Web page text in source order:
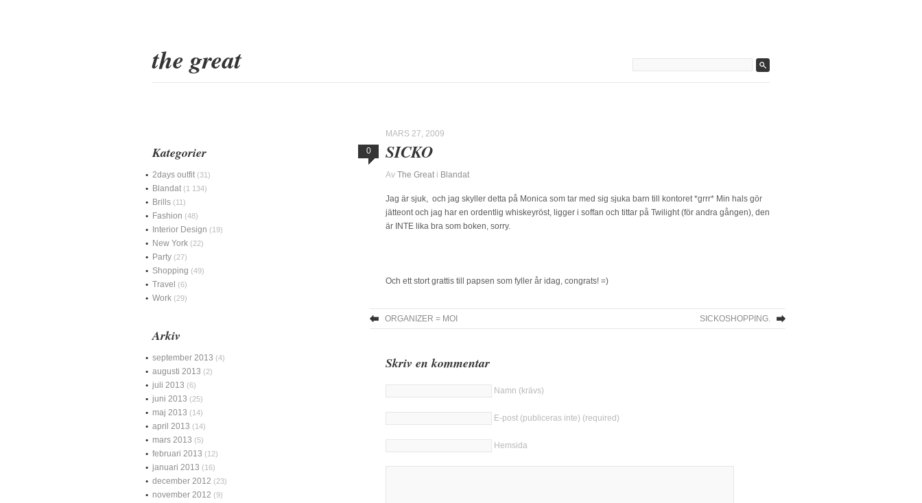
the great
MARS 27, 2009
0
SICKO
Av The Great i Blandat
Jag är sjuk, och jag skyller detta på Monica som tar med sig sjuka barn till kontoret *grrr* Min hals gör
jätteont och jag har en ordentlig whiskeyröst, ligger i soffan och tittar på Twilight (för andra gången), den
är INTE lika bra som boken, sorry.
Och ett stort grattis till papsen som fyller år idag, congrats! =)
ORGANIZER = MOI SICKOSHOPPING.
Skriv en kommentar
Namn (krävs)
E-post (publiceras inte) (required)
Hemsida
Kategorier
2days outfit (31)
Blandat (1 134)
Brills (11)
Fashion (48)
Interior Design (19)
New York (22)
Party (27)
Shopping (49)
Travel (6)
Work (29)
Arkiv
september 2013 (4)
augusti 2013 (2)
juli 2013 (6)
juni 2013 (25)
maj 2013 (14)
april 2013 (14)
mars 2013 (5)
februari 2013 (12)
januari 2013 (16)
december 2012 (23)
november 2012 (9)